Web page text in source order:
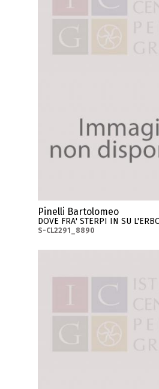
Pinelli Bartolomeo
DOVE FRA' STERPI IN SU
S-CL2291_8890